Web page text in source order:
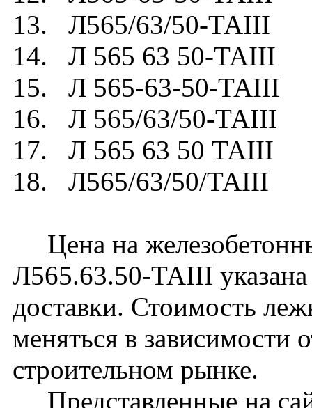
13. Л565/63/50-ТАIII
14. Л 565 63 50-ТАIII
15. Л 565-63-50-ТАIII
16. Л 565/63/50-ТАIII
17. Л 565 63 50 ТАIII
18. Л565/63/50/ТАIII
Цена на
Л565.63.50-ТАIII
доставки. Стоимость
меняться в зависимости
строительном рынке.
Представленные на